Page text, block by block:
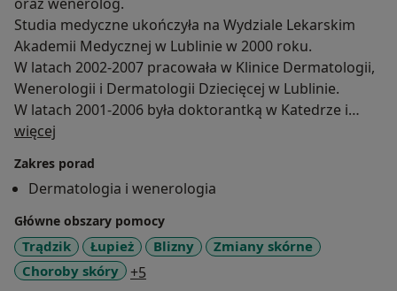
oraz wenerolog.
Studia medyczne ukończyła na Wydziale Lekarskim
Akademii Medycznej w Lublinie w 2000 roku.
W latach 2002-2007 pracowała w Klinice Dermatologii,
Wenerologii i Dermatologii Dziecięcej w Lublinie.
W latach 2001-2006 była doktorantką w Katedrze i
Zakładzie Zarządzania i Ekonomiki Ochrony Zdrowia
W 2008 roku uzyskała stopień doktora nauk
medycznych.
Tytuł nadany został z wyróżnieniem na podstawie
przedstawionej rozprawy doktorskiej pod tytułem
„Ocena wybranych aspektów jakości życia w
łuszczycy”.
więcej
Zakres porad
Dermatologia i wenerologia
Główne obszary pomocy
Trądzik Łupież Blizny
Zmiany skórne
Choroby skóry
+5